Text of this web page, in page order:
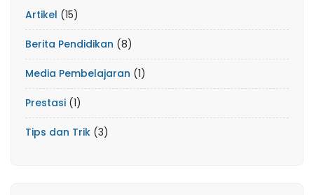
Artikel (15)
Berita Pendidikan (8)
Media Pembelajaran (1)
Prestasi (1)
Tips dan Trik (3)